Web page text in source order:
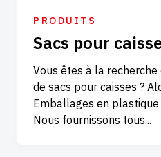
PRODUITS
Sacs pour
Vous êtes à la
de sacs pour caisses ?
Emballages en plastique
Nous fournissons tous...